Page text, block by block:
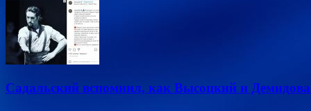
Садальский вспомнил, как Высоцкий и